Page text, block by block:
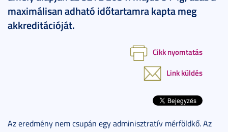
maximálisan adható időtartamra kapta meg
akkreditációját.
Cikk nyomtatás
Link küldés
Az eredmény nem csupán egy adminisztratív mérföldkő. Az